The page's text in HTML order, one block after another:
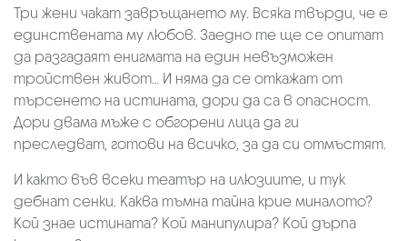
Три жени чакат завръщането му. Всяка твърди, че е
единствената му любов. Заедно те ще се опитат
да разгадаят енигмата на един невъзможен
тройствен живот… И няма да се откажат от
търсенето на истината, дори да са в опасност.
Дори двама мъже с обгорени лица да ги
преследват, готови на всичко, за да си отмъстят.
И както във всеки театър на илюзиите, и тук
дебнат сенки. Каква тъмна тайна крие миналото?
Кой знае истината? Кой манипулира? Кой дърпа